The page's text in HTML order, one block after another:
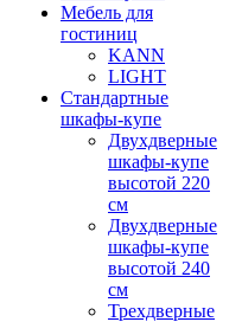
Мебель для
гостиниц
KANN
LIGHT
Стандартные
шкафы-купе
Двухдверные
шкафы-купе
высотой 220
см
Двухдверные
шкафы-купе
высотой 240
см
Трехдверные